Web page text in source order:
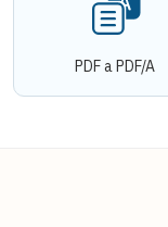
PDF a PDF/A